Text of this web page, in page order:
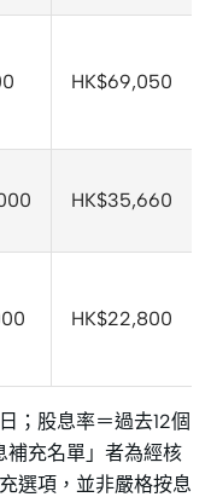
HK$69,050
HK$35,660
HK$22,800
；股息率＝過去12個
補充名單」者為經核
選項，並非嚴格按息